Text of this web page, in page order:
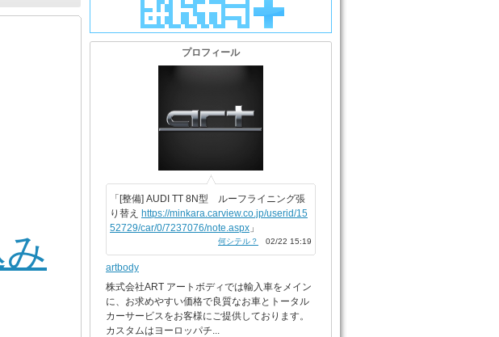
プロフィール
「[整備] AUDI TT 8N型 ルーフライニング張
り替え
https://minkara.carview.co.jp/userid/15
52729/car/0/7237076/note.aspx 」
何シテル？ 02/22 15:19
artbody
株式会社ART アートボディでは輸入車をメイン
に、お求めやすい価格で良質なお車とトータル
カーサービスをお客様にご提供しております。
カスタムはヨーロッパチ...